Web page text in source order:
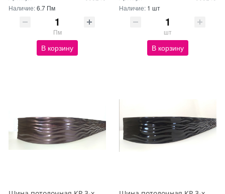
Наличие:6.7 Пм
Пм
В корзину
Наличие: 1 шт
шт
В корзину